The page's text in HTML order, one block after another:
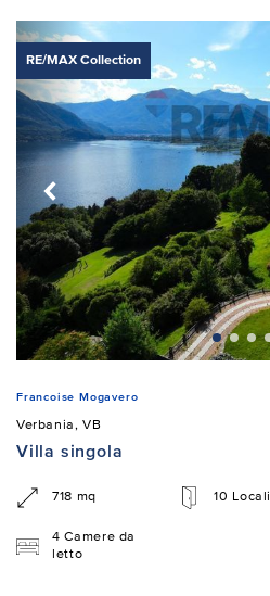
RE/MAX Collection
Francoise Mogavero
Verbania, VB
Villa singola
718 mq 10 Locali
4 Camere da
letto